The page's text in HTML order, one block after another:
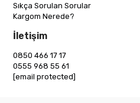
Sıkça Sorulan Sorular
Kargom Nerede?
İletişim
0850 466 17 17
0555 968 55 61
[email protected]